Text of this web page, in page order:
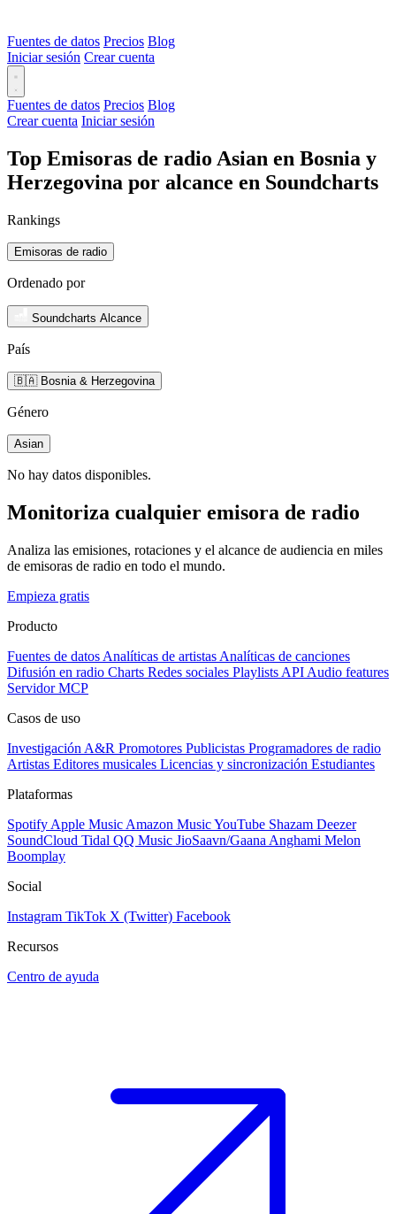
Fuentes de datos Precios Blog
Iniciar sesión Crear cuenta
Fuentes de datos Precios Blog
Crear cuenta Iniciar sesión
Top Emisoras de radio Asian en Bosnia y
Herzegovina por alcance en Soundcharts
Rankings
Emisoras de radio
Ordenado por
Soundcharts Alcance
País
🇧🇦 Bosnia & Herzegovina
Género
Asian
No hay datos disponibles.
Monitoriza cualquier emisora de radio
Analiza las emisiones, rotaciones y el alcance de audiencia en miles
de emisoras de radio en todo el mundo.
Empieza gratis
Producto
Fuentes de datos Analíticas de artistas Analíticas de canciones
Difusión en radio Charts Redes sociales Playlists API Audio features
Servidor MCP
Casos de uso
Investigación A&R Promotores Publicistas Programadores de radio
Artistas Editores musicales Licencias y sincronización Estudiantes
Plataformas
Spotify Apple Music Amazon MusicYouTube Shazam Deezer
SoundCloud Tidal QQ Music JioSaavn/Gaana Anghami Melon
Boomplay
Social
Instagram TikTok X (Twitter) Facebook
Recursos
Centro de ayuda